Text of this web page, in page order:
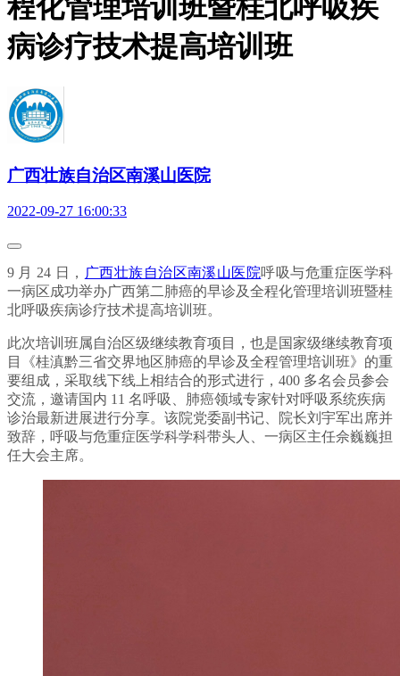
程化管理培训班暨桂北呼吸疾
病诊疗技术提高培训班
广西壮族自治区南溪山医院
2022-09-27 16:00:33
9 月 24 日， 广西壮族自治区南溪山医院呼吸与危重症医学科
一病区成功举办广西第二肺癌的早诊及全程化管理培训班暨桂
北呼吸疾病诊疗技术提高培训班。
此次培训班属自治区级继续教育项目，也是国家级继续教育项
目《桂滇黔三省交界地区肺癌的早诊及全程管理培训班》的重
要组成，采取线下线上相结合的形式进行，400 多名会员参会
交流，邀请国内 11 名呼吸、肺癌领域专家针对呼吸系统疾病
诊治最新进展进行分享。该院党委副书记、院长刘宇军出席并
致辞，呼吸与危重症医学科学科带头人、一病区主任佘巍巍担
任大会主席。